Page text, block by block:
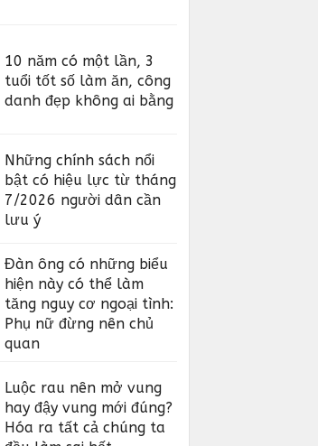
10 năm có một lần, 3
tuổi tốt số làm ăn, công
danh đẹp không ai bằng
Những chính sách nổi
bật có hiệu lực từ tháng
7/2026 người dân cần
lưu ý
Đàn ông có những biểu
hiện này có thể làm
tăng nguy cơ ngoại tình:
Phụ nữ đừng nên chủ
quan
Luộc rau nên mở vung
hay đậy vung mới đúng?
Hóa ra tất cả chúng ta